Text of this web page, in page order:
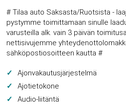
# Tilaa auto Saksasta/Ruotsista -
pystymme toimittamaan sinulle
varusteilla alk. vain 3 päivän
nettisivujemme
sähköpostiosoitteen kautta #
Ajonvakautusjärjestelmä
Ajotietokone
Audio-liitäntä